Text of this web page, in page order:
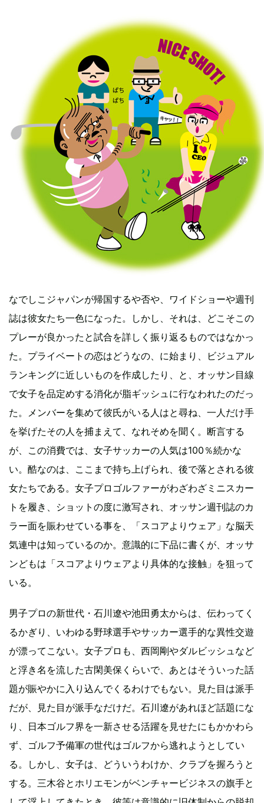
なでしこジャパンが帰国するや否や、ワイドショーや週刊
誌は彼女たち一色になった。しかし、それは、どこそこの
プレーが良かったと試合を詳しく振り返るものではなかっ
た。プライベートの恋はどうなの、に始まり、ビジュアル
ランキングに近しいものを作成したり、と、オッサン目線
で女子を品定めする消化が脂ギッシュに行なわれたのだっ
た。メンバーを集めて彼氏がいる人はと尋ね、一人だけ手
を挙げたその人を捕まえて、なれそめを聞く。断言する
が、この消費では、女子サッカーの人気は100％続かな
い。酷なのは、ここまで持ち上げられ、後で落とされる彼
女たちである。女子プロゴルファーがわざわざミニスカー
トを履き、ショットの度に激写され、オッサン週刊誌のカ
ラー面を賑わせている事を、「スコアよりウェア」な脳天
気連中は知っているのか。意識的に下品に書くが、オッサ
ンどもは「スコアよりウェアより具体的な接触」を狙って
いる。
男子プロの新世代・石川遼や池田勇太からは、伝わってく
るかぎり、いわゆる野球選手やサッカー選手的な異性交遊
が漂ってこない。女子プロも、西岡剛やダルビッシュなど
と浮き名を流した古閑美保くらいで、あとはそういった話
題が賑やかに入り込んでくるわけでもない。見た目は派手
だが、見た目が派手なだけだ。石川遼があれほど話題にな
り、日本ゴルフ界を一新させる活躍を見せたにもかかわら
ず、ゴルフ予備軍の世代はゴルフから逃れようとしてい
る。しかし、女子は、どういうわけか、クラブを握ろうと
する。三木谷とホリエモンがベンチャービジネスの旗手と